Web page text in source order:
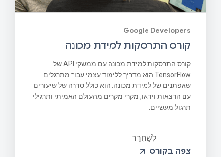
Google Developers
קורס התרסקות למידת מכונה
קורס התרסקות למידת מכונה עם ממשקי API של
TensorFlow הוא מדריך ללימוד עצמי עבור מתרגלים
שאפתנים של למידת מכונה. הוא כולל סדרה של שיעורים
עם הרצאות וידאו, מקרי מקרים מהעולם האמיתי ותרגילי
תרגול מעשיים.
לְשַׁחְרֵר
צפה בקורס